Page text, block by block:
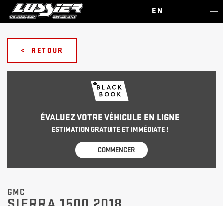
EN
< RETOUR
ÉVALUEZ VOTRE VÉHICULE EN LIGNE
ESTIMATION GRATUITE ET IMMÉDIATE !
COMMENCER
GMC